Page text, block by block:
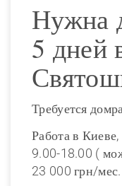
Нужна
5 дней
Требуется
Работа в
9.00-18.00 (
23 000 грн/мес.